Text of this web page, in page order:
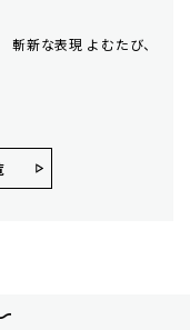
新な表現 よむたび、